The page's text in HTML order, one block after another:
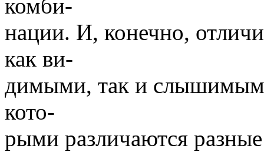
комби-
нации. И, конечно,
как ви-
димыми, так и
кото-
рыми различаются